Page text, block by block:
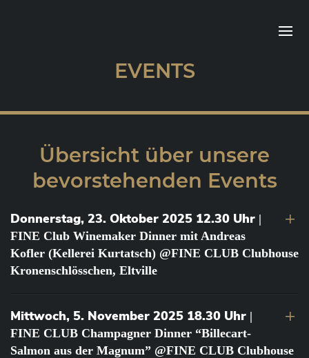
EVENTS
Übersicht über unsere
bevorstehenden Events
Donnerstag, 23. Oktober 2025 12.30 Uhr |
FINE Club Winemaker Dinner mit Andreas
Kofler (Kellerei Kurtatsch) @FINE CLUB Clubhouse
Kronenschlösschen, Eltville
Mittwoch, 5. November 2025 18.30 Uhr |
FINE CLUB Champagner Dinner “Billecart-
Salmon aus der Magnum” @FINE CLUB Clubhouse